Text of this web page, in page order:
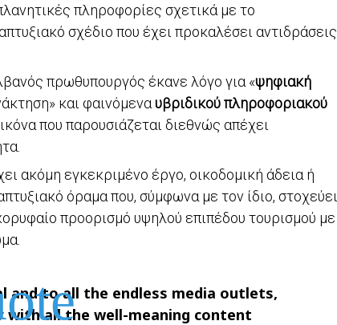
πληροφορίες σχετικά με το
σχέδιο που έχει προκαλέσει αντιδράσεις
πρωθυπουργός έκανε λόγο για «ψηφιακή
και φαινόμεναυβριδικού πληροφοριακού
που παρουσιάζεται διεθνώς απέχει
ακόμη εγκεκριμένο έργο, οικοδομική άδεια ή
όραμα που, σύμφωνα με τον ίδιο, στοχεύει
προορισμό υψηλού επιπέδου τουρισμού με
and to all the endless media outlets,
with all the well-meaning content